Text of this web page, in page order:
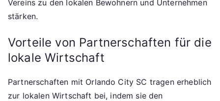
Vereins zu den lokalen Bewohnern und Unternehmen
stärken.
Vorteile von Partnerschaften für die
lokale Wirtschaft
Partnerschaften mit Orlando City SC tragen erheblich
zur lokalen Wirtschaft bei, indem sie den